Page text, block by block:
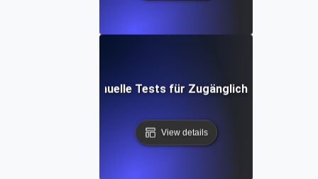
Manuelle Tests für Zugänglichkeit
View details